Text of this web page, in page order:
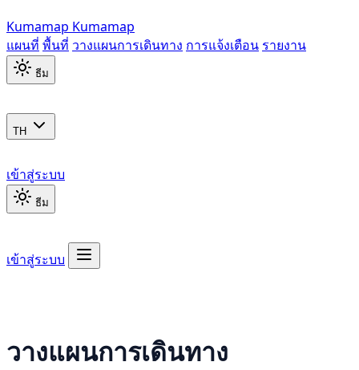
Kumamap Kumamap
แผนที่ พื้นที่ วางแผนการเดินทาง การแจ้งเตือน รายงาน
ธีม
TH
เข้าสู่ระบบ
ธีม
เข้าสู่ระบบ
วางแผนการเดินทาง